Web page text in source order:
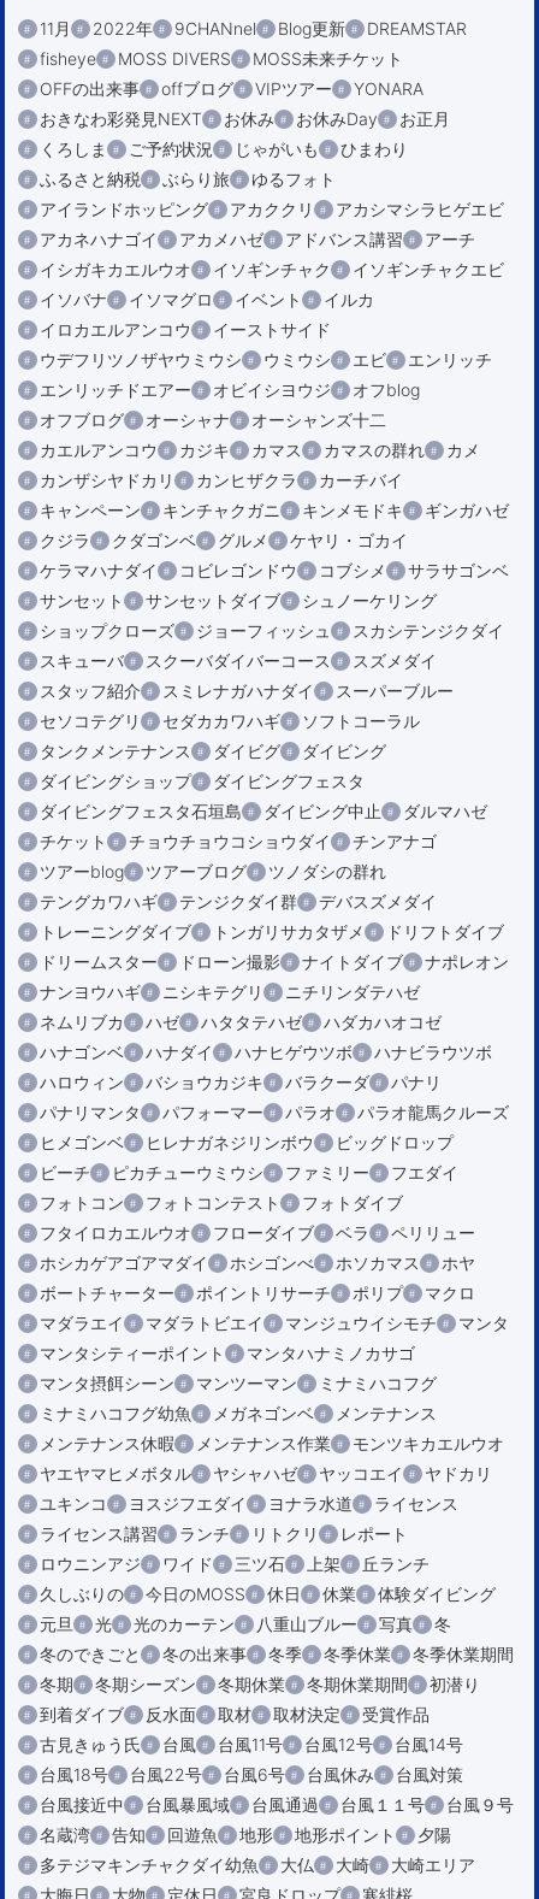
11月 2022年 9CHANnel Blog更新
DREAMSTAR
fisheye
MOSS DIVERS
MOSS未来チケット
OFFの出来事
offブログ VIPツアー
YONARA
おきなわ彩発見NEXT
お休み お休みDay
お正月
くろしま
ご予約状況 じゃがいも
ひまわり
ふるさと納税
ぶらり旅
ゆるフォト
アイランドホッピング
アカククリ
アカシマシラヒゲエビ
アカネハナゴイ
アカメハゼ アドバンス講習
アーチ
イシガキカエルウオ
イソギンチャク
イソギンチャクエビ
イソバナ
イソマグロ イベント
イルカ
イロカエルアンコウ
イーストサイド
ウデフリツノザヤウミウシ
ウミウシ エビ
エンリッチ
エンリッチドエアー
オビイシヨウジ
オフblog
オフブログ
オーシャナ
オーシャンズ十二
カエルアンコウ
カジキ カマス カマスの群れ
カメ
カンザシヤドカリ
カンヒザクラ
カーチバイ
キャンペーン
キンチャクガニ キンメモドキ
ギンガハゼ
クジラ
クダゴンベ グルメ
ケヤリ・ゴカイ
ケラマハナダイ
コビレゴンドウ コブシメ
サラサゴンベ
サンセット
サンセットダイブ
シュノーケリング
ショップクローズ
ジョーフィッシュ
スカシテンジクダイ
スキューバ
スクーバダイバーコース
スズメダイ
スタッフ紹介
スミレナガハナダイ
スーパーブルー
セソコテグリ
セダカカワハギ
ソフトコーラル
タンクメンテナンス
ダイビグ
ダイビング
ダイビングショップ
ダイビングフェスタ
ダイビングフェスタ石垣島
ダイビング中止
ダルマハゼ
チケット
チョウチョウコショウダイ
チンアナゴ
ツアーblog
ツアーブログ
ツノダシの群れ
テングカワハギ
テンジクダイ群
デバスズメダイ
トレーニングダイブ
トンガリサカタザメ
ドリフトダイブ
ドリームスター
ドローン撮影 ナイトダイブ
ナポレオン
ナンヨウハギ
ニシキテグリ
ニチリンダテハゼ
ネムリブカ
ハゼ ハタタテハゼ
ハダカハオコゼ
ハナゴンベ
ハナダイ ハナヒゲウツボ
ハナビラウツボ
ハロウィン
バショウカジキ バラクーダ
パナリ
パナリマンタ
パフォーマー パラオ
パラオ龍馬クルーズ
ヒメゴンベ
ヒレナガネジリンボウ
ビッグドロップ
ビーチ
ピカチューウミウシ ファミリー
フエダイ
フォトコン
フォトコンテスト
フォトダイブ
フタイロカエルウオ
フローダイブ ベラ
ペリリュー
ホシカゲアゴアマダイ
ホシゴンべ ホソカマス
ホヤ
ボートチャーター
ポイントリサーチ ポリプ
マクロ
マダラエイ
マダラトビエイ マンジュウイシモチ
マンタ
マンタシティーポイント
マンタハナミノカサゴ
マンタ摂餌シーン
マンツーマン
ミナミハコフグ
ミナミハコフグ幼魚
メガネゴンベ
メンテナンス
メンテナンス休暇
メンテナンス作業
モンツキカエルウオ
ヤエヤマヒメボタル
ヤシャハゼ ヤッコエイ
ヤドカリ
ユキンコ
ヨスジフエダイ ヨナラ水道
ライセンス
ライセンス講習
ランチ リトクリ
レポート
ロウニンアジ
ワイド 三ツ石 上架
丘ランチ
久しぶりの
今日のMOSS 休日 休業
体験ダイビング
元旦
光 光のカーテン 八重山ブルー 写真
冬
冬のできごと
冬の出来事 冬季 冬季休業
冬季休業期間
冬期
冬期シーズン 冬期休業 冬期休業期間
初潜り
到着ダイブ
反水面 取材 取材決定
受賞作品
古見きゅう氏
台風 台風11号 台風12号
台風14号
台風18号
台風22号 台風6号 台風休み
台風対策
台風接近中
台風暴風域 台風通過 台風１１号
台風９号
名蔵湾
告知 回遊魚 地形 地形ポイント
夕陽
多テジマキンチャクダイ幼魚
大仏 大崎
大崎エリア